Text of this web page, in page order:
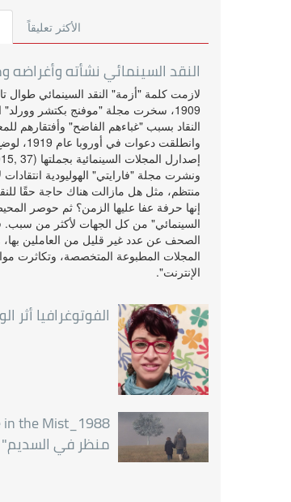
الأكثر تعليقاً
النقد السينمائي نشأته وأغراضه
لازمت كلمة "أزمة" النقد السينمائي طوال
1909، سخرت مجلة "موفنج بكتشر وورلد"
النقاد بسبب "غباءهم الفاضح" وأفتقارهم
وانطلقت
ونشرت مجلة "فارايتي" الهوليودية
منتظم، مثل هل مازالت هناك حاجة حقًا
إنها حرفة عفا عليها الزمن؟ ثم حوصر
السينمائي" من كل الجهات لأكثر من سبب.
الصحف عن عدد غير قليل من العاملين بها،
المجلات المطبوعة المتخصصة، وتكاثرت
الإنترنت".
الفوتوغرافيا أثر
منظر في السديم"